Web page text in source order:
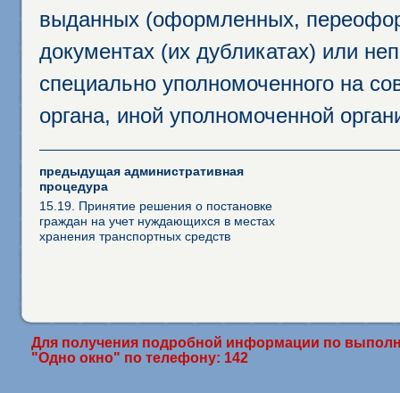
выданных (оформленных,
документах (их дубликатах) или
специально уполномоченного на
органа, иной уполномоченной
предыдущая административная
процедура
15.19. Принятие решения о постановке
граждан на учет нуждающихся в местах
хранения транспортных средств
Для получения подробной информации по
"Одно окно" по телефону: 142